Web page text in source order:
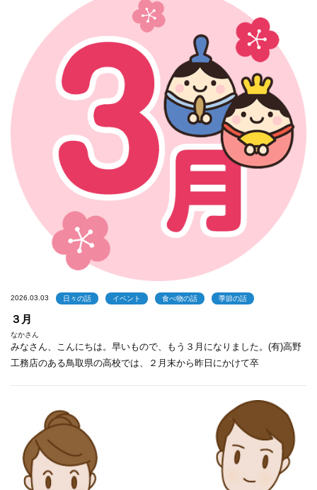
2026.03.03 日々の話 イベント 食べ物の話 季節の話
３月
なかさん
みなさん、こんにちは。早いもので、もう３月になりました。(有)高野
工務店のある鳥取県の高校では、２月末から昨日にかけて卒